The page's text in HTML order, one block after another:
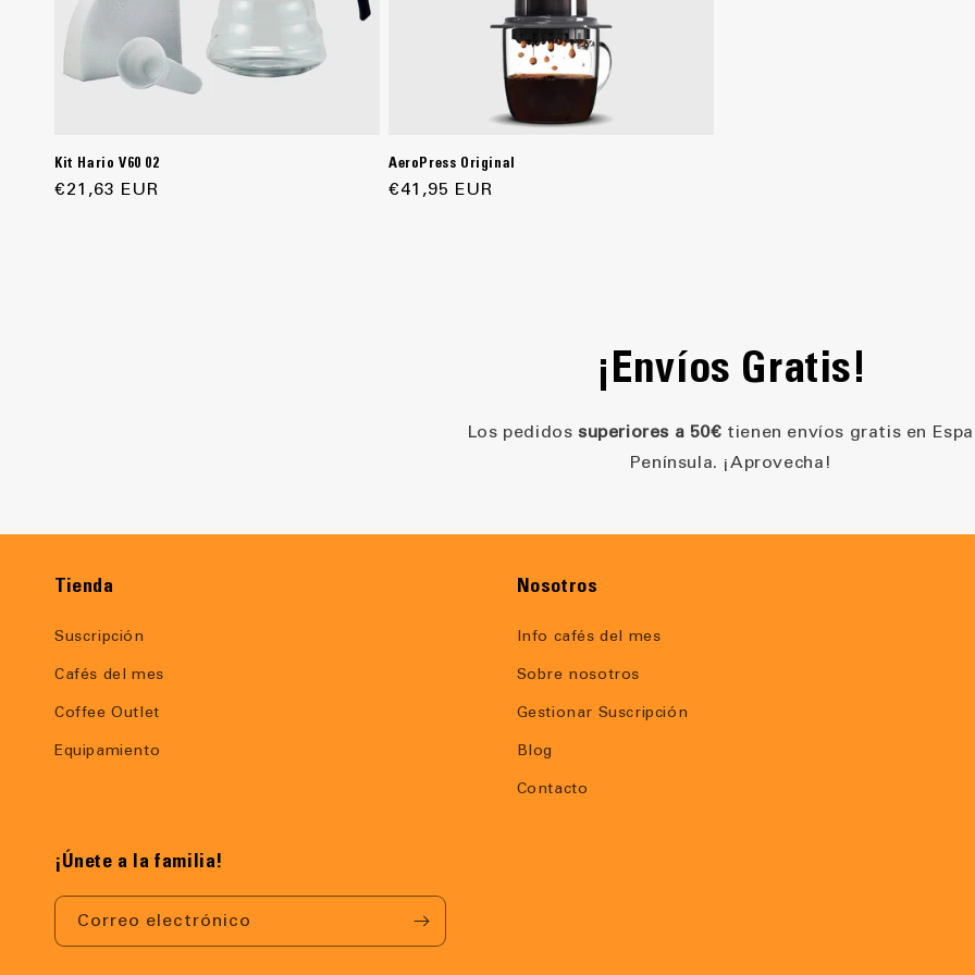
Kit Hario V60 02
Precio
€21,63 EUR
AeroPress Original
Precio
€41,95 EUR
¡Envíos Gratis!
Los pedidos superiores a 50€ tienen envíos gratis en
Península. ¡Aprovecha!
Tienda
Suscripción
Cafés del mes
Coffee Outlet
Equipamiento
Nosotros
Info cafés del mes
Sobre nosotros
Gestionar Suscripción
Blog
Contacto
¡Únete a la familia!
Correo electrónico